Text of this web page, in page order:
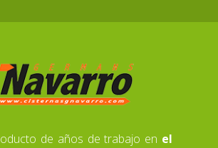
de años de trabajo en el